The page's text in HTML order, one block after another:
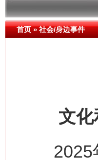
首页»社会/身边事件
文化和
2025年